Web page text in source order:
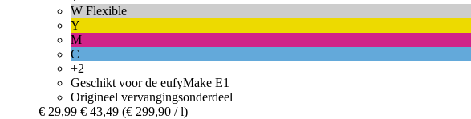
W Flexible
Y
M
C
+2
Geschikt voor de eufyMake E1
Origineel vervangingsonderdeel
€ 29,99 € 43,49 (€ 299,90 / l)